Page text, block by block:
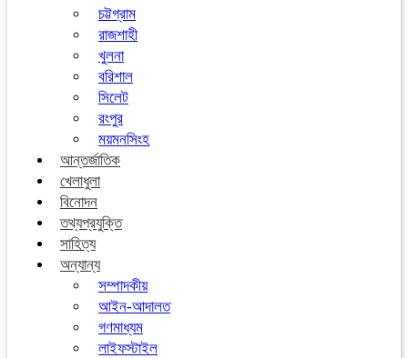
চট্টগ্রাম
রাজশাহী
খুলনা
বরিশাল
সিলেট
রংপুর
ময়মনসিংহ
আন্তর্জাতিক
খেলাধুলা
বিনোদন
তথ্যপ্রযুক্তি
সাহিত্য
অন্যান্য
সম্পাদকীয়
আইন-আদালত
গণমাধ্যম
লাইফস্টাইল